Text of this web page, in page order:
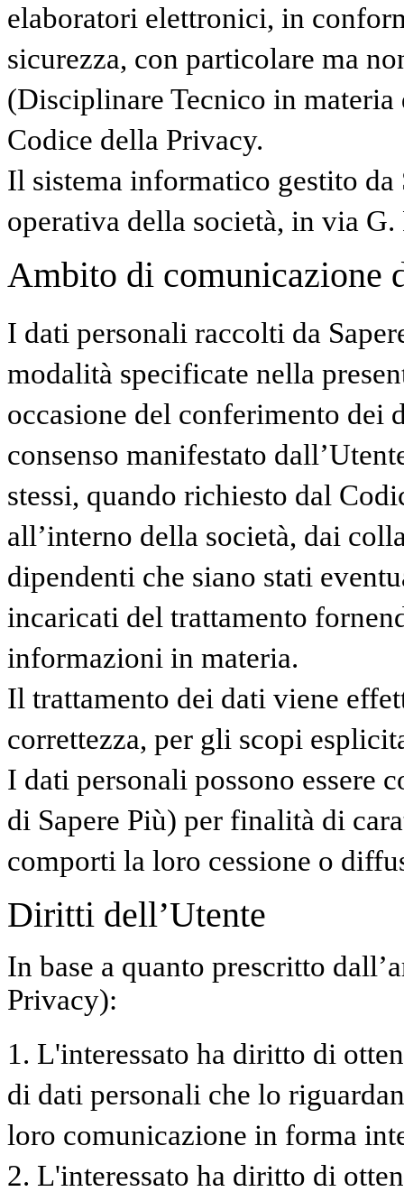
elaboratori elettronici, in
sicurezza, con particolare ma
(Disciplinare Tecnico in
Codice della Privacy.
Il sistema informatico gestito da
operativa della società, in via
Ambito di comunicazione
I dati personali raccolti da
modalità specificate nella
occasione del conferimento dei
consenso manifestato
stessi, quando richiesto dal
all’interno della società, dai
dipendenti che siano stati
incaricati del trattamento
informazioni in materia.
Il trattamento dei dati viene
correttezza, per gli scopi
I dati personali possono essere
di Sapere Più) per finalità di
comporti la loro cessione o
Diritti dell’Utente
In base a quanto prescritto
Privacy):
1. L'interessato ha diritto di
di dati personali che lo
loro comunicazione in forma
2. L'interessato ha diritto di